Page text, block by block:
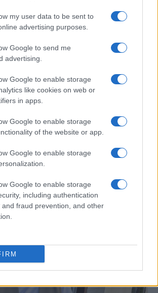
my user data to be sent to
advertising purposes.
Google to send me
advertising.
Google to enable storage
like cookies on web or
in apps.
Google to enable storage
of the website or app.
Google to enable storage
Google to enable storage
including authentication
and fraud prevention, and other
pillado con su nueva novia: